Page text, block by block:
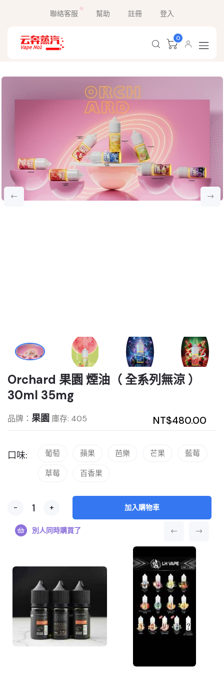
聯絡客服 幫助 註冊 登入
0
Orchard 果園 煙油（ 全系列無涼 ）
30ml 35mg
品牌： 果園 NT$480.00
庫存: 405
口味: 葡萄 蘋果 芭樂 芒果
藍莓
草莓
百香果
- + 加入購物車
別人同時購買了